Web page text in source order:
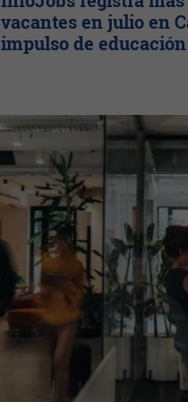
vacantes en julio en
impulso de